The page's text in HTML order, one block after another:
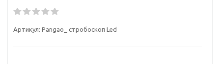
Артикул: Pangao_ стробоскоп Led